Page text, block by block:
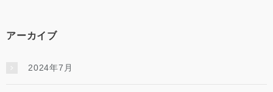
アーカイブ
2024年7月